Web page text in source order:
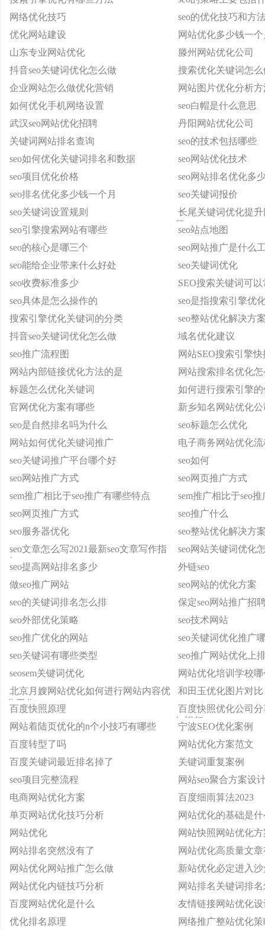
网络优化技巧
seo的优化技巧和方
优化网站建设
网站优化多少钱一个
山东专业网站优化
滕州网站优化公司
抖音seo关键词优化怎么做
搜索优化关键词怎么
企业网站怎么做优化营销
网站图片优化分析方
如何优化手机网络设置
seo白帽是什么意思
武汉seo网站优化招聘
丹阳网站优化公司
关键词网站排名查询
seo的技术包括哪些
seo如何优化关键词排名和数据
seo网站优化技术
seo项目优化价格
seo网站排名优化多
seo排名优化多少钱一个月
seo关键词报价
seo关键词设置规则
长尾关键词优化提
籍
seo引擎搜索网站有哪些
seo站点地图
seo的核心是哪三个
seo网站推广是什么
seo能给企业带来什么好处
seo关键词优化
seo收费标准多少
SEO搜索关键词可
seo具体是怎么操作的
seo是指搜索引擎优
搜索引擎优化关键词的分类
seo整站优化解决方
抖音seo关键词优化怎么做
域名优化建议
seo推广流程图
网站SEO搜索引擎快
网站内部链接优化方法的是
网站搜索排名优化
标题怎么优化关键词
如何进行搜索引擎
官网优化方案有哪些
新乡知名网站优化
seo是自然排名吗为什么
seo标题怎么优化
网站如何优化关键词推广
电子商务网站优化
seo关键词推广平台哪个好
seo如何
seo网站推广方式
seo网页推广方式
sem推广相比于seo推广有哪些特点
sem推广相比于seo
seo网页推广方式
seo推广什么
seo服务器优化
seo整站优化解决方
seo文章怎么写2021最新seo文章写作指
南
seo网站关键词优化
seo提高网站排名多少
外链seo
做seo推广网站
seo网站的优化方案
seo的关键词排名怎么排
保定seo网站推广招
seo外部优化策略
seo技术网站
seo推广优化的网站
seo关键词优化推广
seo关键词有哪些类型
seo推广网站优化上
seosem关键词优化
网站优化培训学校
北京月嫂网站优化如何进行网站内容优
化工作
和田玉优化图片对比
百度快照原理
百度快照优化公司
短视频
网站着陆页优化的n个小技巧有哪些
宁波SEO优化案例
百度转型了吗
网站优化方案范文
百度关键词最近排名掉了
关键词重复案例
seo项目完整流程
网站seo聚合方案设
电商网站优化方案
百度细雨算法2023
单页网站优化技巧分析
网站优化的基础是什
网站优化
网站快照网站优化方
网站排名突然没有了
网站优化高质量文
网站优化网站推广怎么做
新站优化必定进入
网站优化内链技巧分析
网站排名关键词排
百度网站优化是什么
友情链接网站优化设
优化排名原理
网络推广整站优化策